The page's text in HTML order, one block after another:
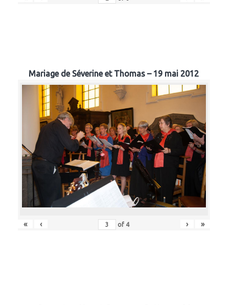
Mariage de Séverine et Thomas – 19 mai 2012
« ‹ of 4 › »